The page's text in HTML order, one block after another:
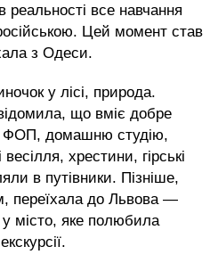
реальності все навчання
Цей момент став
з Одеси.
у лісі, природа.
що вміє добре
ФОП, домашню студію,
хрестини, гірські
в путівники. Пізніше,
переїхала до Львова —
місто, яке полюбила